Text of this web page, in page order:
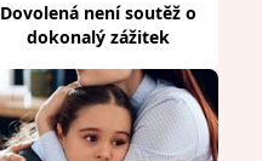
Dovolená není soutěž o
dokonalý zážitek